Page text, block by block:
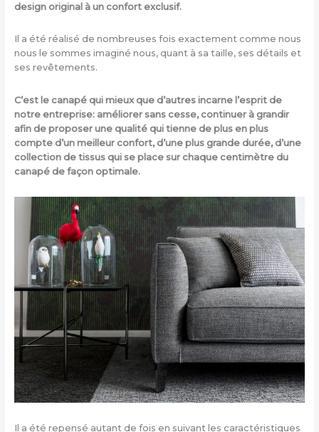
design original à un confort exclusif.
Il a été réalisé de nombreuses fois exactement comme nous
nous le sommes imaginé nous, quant à sa taille, ses détails et
ses revêtements.
C’est le canapé qui mieux que d’autres incarne l’esprit de
notre entreprise: améliorer sans cesse, continuer à grandir
afin de proposer une qualité qui tienne de plus en plus
compte d’un meilleur confort, d’une plus grande durée, d’une
collection de tissus qui se place sur chaque centimètre du
canapé de façon optimale.
Il a été repensé autant de fois en suivant les caractéristiques